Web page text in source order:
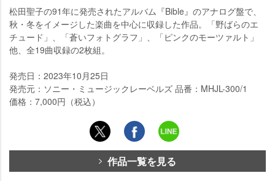
松田聖子の91年に発売されたアルバム『Bible』のアナログ盤で、
秋・冬をイメージした楽曲を中心に収録した作品。「野ばらのエ
チュード」、「蒼いフォトグラフ」、「ピンクのモーツァルト」
他、全19曲収録の2枚組。
発売日：2023年10月25日
発売元：ソニー・ミュージックレーベルズ 品番：MHJL-300/1
価格：7,000円（税込）
作品一覧を見る